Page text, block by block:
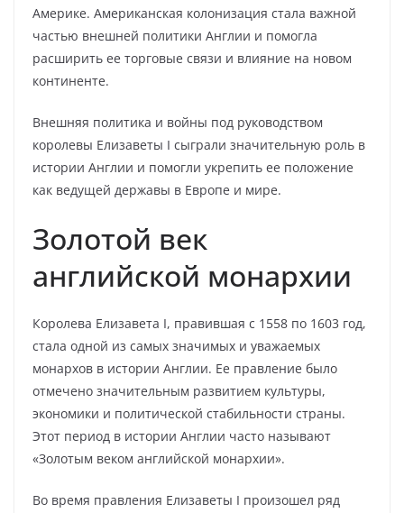
Америке. Американская колонизация стала важной
частью внешней политики Англии и помогла
расширить ее торговые связи и влияние на новом
континенте.
Внешняя политика и войны под руководством
королевы Елизаветы I сыграли значительную роль в
истории Англии и помогли укрепить ее положение
как ведущей державы в Европе и мире.
Золотой век
английской монархии
Королева Елизавета I, правившая с 1558 по 1603 год,
стала одной из самых значимых и уважаемых
монархов в истории Англии. Ее правление было
отмечено значительным развитием культуры,
экономики и политической стабильности страны.
Этот период в истории Англии часто называют
«Золотым веком английской монархии».
Во время правления Елизаветы I произошел ряд